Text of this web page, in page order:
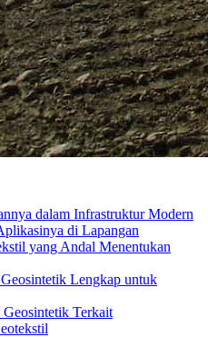
dalam Infrastruktur Modern
di Lapangan
yang Andal Menentukan
Lengkap untuk
Terkait